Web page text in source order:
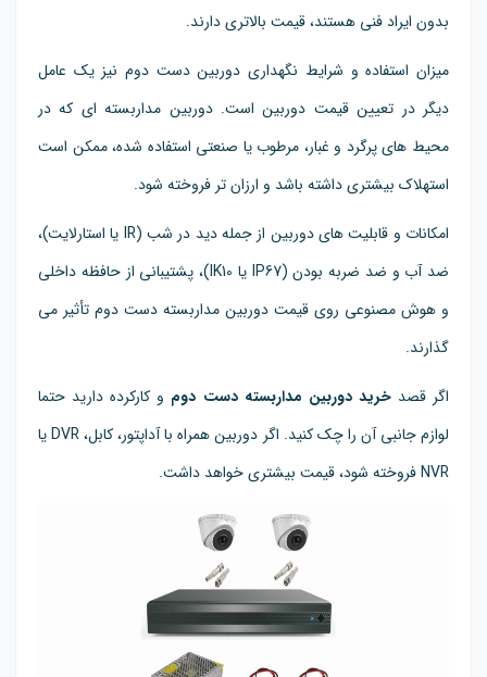
بدون ایراد فنی هستند، قیمت بالاتری دارند.
میزان استفاده و شرایط نگهداری دوربین دست دوم نیز یک عامل
دیگر در تعیین قیمت دوربین است. دوربین مداربسته ای که در
محیط های پرگرد و غبار، مرطوب یا صنعتی استفاده شده، ممکن است
استهلاک بیشتری داشته باشد و ارزان تر فروخته شود.
امکانات و قابلیت های دوربین از جمله دید در شب (IR یا استارلایت)،
ضد آب و ضد ضربه بودن (IP67 یا IK10)، پشتیبانی از حافظه داخلی
و هوش مصنوعی روی قیمت دوربین مداربسته دست دوم تأثیر می
گذارند.
اگر قصدخرید دوربین مداربسته دست دوم و کارکرده دارید حتما
لوازم جانبی آن را چک کنید. اگر دوربین همراه با آداپتور، کابل، DVR یا
NVR فروخته شود، قیمت بیشتری خواهد داشت.